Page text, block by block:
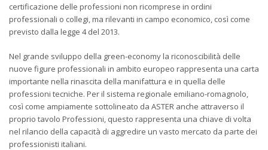
certificazione delle professioni non ricomprese in ordini
professionali o collegi, ma rilevanti in campo economico, così come
previsto dalla legge 4 del 2013.
Nel grande sviluppo della green-economy la riconoscibilità delle
nuove figure professionali in ambito europeo rappresenta una carta
importante nella rinascita della manifattura e in quella delle
professioni tecniche. Per il sistema regionale emiliano-romagnolo,
così come ampiamente sottolineato da ASTER anche attraverso il
proprio tavolo Professioni, questo rappresenta una chiave di volta
nel rilancio della capacità di aggredire un vasto mercato da parte dei
professionisti italiani.